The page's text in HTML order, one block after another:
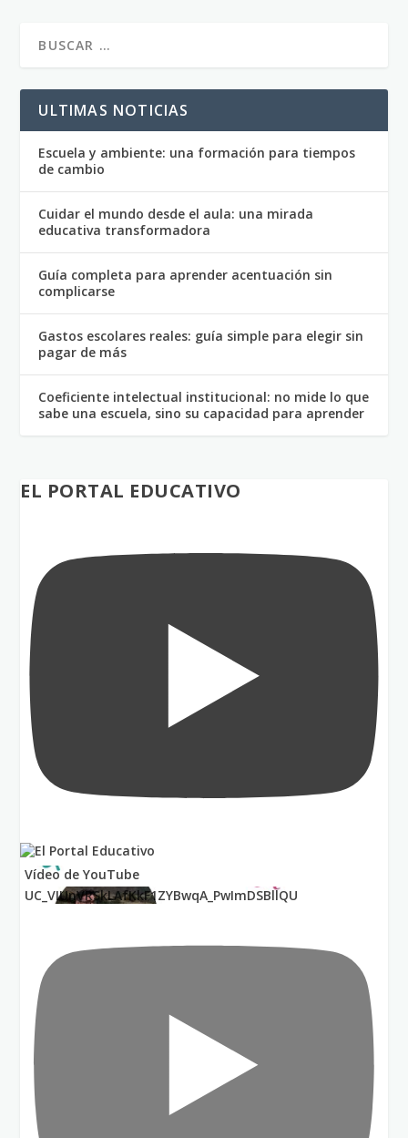
ULTIMAS NOTICIAS
Escuela y ambiente: una formación para tiempos
de cambio
Cuidar el mundo desde el aula: una mirada
educativa transformadora
Guía completa para aprender acentuación sin
complicarse
Gastos escolares reales: guía simple para elegir sin
pagar de más
Coeficiente intelectual institucional: no mide lo que
sabe una escuela, sino su capacidad para aprender
EL PORTAL EDUCATIVO
Vídeo de YouTube
UC_VIUnVRSkLAfKkF1ZYBwqA_PwImDSBllQU